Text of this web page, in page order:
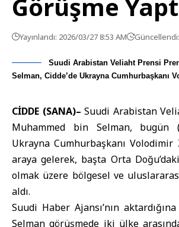
Görüşme
Yayınlandı: 2026/03/27 8:53 AM
Suudi Arabistan Veliaht Prensi
Selman, Cidde’de Ukrayna Cumhurbaşkanı
CİDDE (SANA)– Suudi Arabistan
Muhammed bin Selman, bugün
Ukrayna Cumhurbaşkanı Volodimir
araya gelerek, başta Orta Doğu
olmak üzere bölgesel ve
aldı.
Suudi Haber Ajansı’nın
Selman görüşmede iki ülke